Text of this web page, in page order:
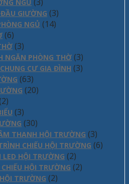
NGỦ
GIƯỜNG (3)
NGỦ (14)
(6)
(3)
NGĂN PHÒNG THỜ (3)
CƯ GIA ĐÌNH (3)
(63)
(20)
(2)
(3)
(30)
THANH HỘI TRƯỜNG (3)
CHIẾU HỘI TRƯỜNG (6)
LED HỘI TRƯỜNG (2)
HỘI TRƯỜNG (2)
TRƯỜNG (2)